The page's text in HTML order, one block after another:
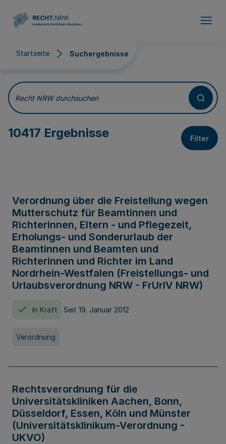
Startseite Suchergebnisse
Suchergebnisse
Recht NRW durchsuchen
10417 Ergebnisse Filter
Verordnung über die Freistellung wegen
Mutterschutz für Beamtinnen und
Richterinnen, Eltern - und Pflegezeit,
Erholungs- und Sonderurlaub der
Beamtinnen und Beamten und
Richterinnen und Richter im Land
Nordrhein-Westfalen (Freistellungs- und
Urlaubsverordnung NRW - FrUrlV NRW)
In Kraft Seit 19. Januar 2012
Verordnung
Rechtsverordnung für die
Universitätskliniken Aachen, Bonn,
Düsseldorf, Essen, Köln und Münster
(Universitätsklinikum-Verordnung -
UKVO)